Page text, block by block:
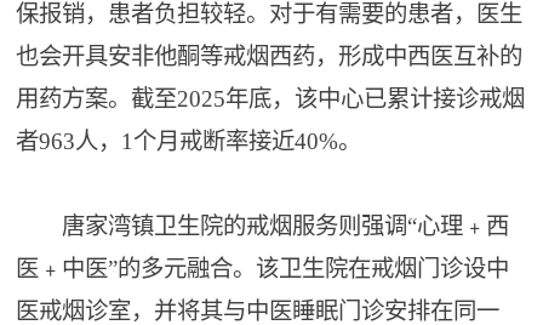
保报销，患者负担较轻。对于有需要的患者，医生
也会开具安非他酮等戒烟西药，形成中西医互补的
用药方案。截至2025年底，该中心已累计接诊戒烟
者963人，1个月戒断率接近40%。
唐家湾镇卫生院的戒烟服务则强调“心理﹢西
医﹢中医”的多元融合。该卫生院在戒烟门诊设中
医戒烟诊室，并将其与中医睡眠门诊安排在同一